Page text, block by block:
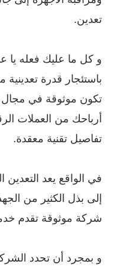
تعدين.
و كل ما عليك فعله يا
باستئجار قدرة
تكون موثوقة في مجال
أرباحك من العملات
تفاصيل تقنية معقدة.
في الواقع يعد
إلى بذل الكثير من
شركة موثوقة تقدم
و بمجرد أن تحدد